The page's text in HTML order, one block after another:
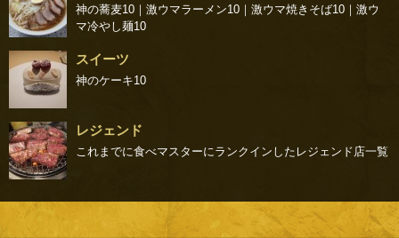
神の蕎麦10 ｜ 激ウマラーメン10 ｜ 激ウマ焼きそば10 ｜ 激ウ
マ冷やし麺10
スイーツ
神のケーキ10
レジェンド
これまでに食べマスターにランクインしたレジェンド店一覧